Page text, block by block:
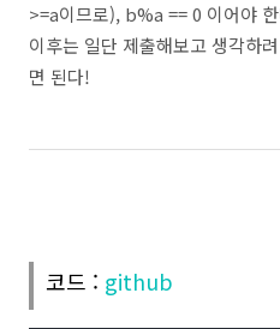
>=a이므로), b%a == 0 이어야
이후는 일단 제출해보고 생각하
면 된다!
코드 : github